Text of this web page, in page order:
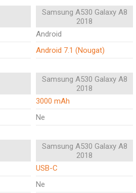
Samsung A530 Galaxy A8
2018
Android
Android 7.1 (Nougat)
Samsung A530 Galaxy A8
2018
3000 mAh
Ne
Samsung A530 Galaxy A8
2018
USB-C
Ne